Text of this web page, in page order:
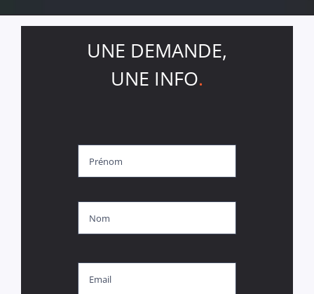
UNE DEMANDE,
UNE INFO.
Nom * Prénom
Nom
E-
mail